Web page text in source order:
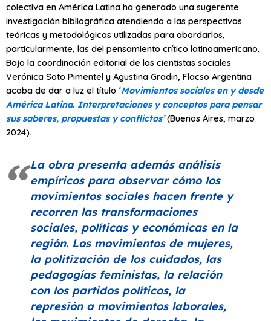
colectiva en América Latina ha generado una sugerente
investigación bibliográfica atendiendo a las perspectivas
teóricas y metodológicas utilizadas para abordarlos,
particularmente, las del pensamiento crítico latinoamericano.
Bajo la coordinación editorial de las cientistas sociales
Verónica Soto Pimentel y Agustina Gradin, Flacso Argentina
acaba de dar a luz el título ‘Movimientos sociales en y desde
América Latina. Interpretaciones y conceptos para pensar
sus saberes, propuestas y conflictos’(Buenos Aires, marzo
2024).
La obra presenta además análisis
empíricos para observar cómo los
movimientos sociales hacen frente y
recorren las transformaciones
sociales, políticas y económicas en la
región. Los movimientos de mujeres,
la politización de los cuidados, las
pedagogías feministas, la relación
con los partidos políticos, la
represión a movimientos laborales,